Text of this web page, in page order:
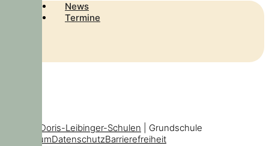
News
Termine
Doris-Leibinger-Schulen | Grundschule
ImpressumDatenschutzBarrierefreiheit